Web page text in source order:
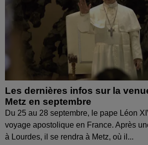
Les dernières infos sur la
Metz en septembre
Du 25 au 28 septembre, le pape Léon
voyage apostolique en France. Après
à Lourdes, il se rendra à Metz, où il...